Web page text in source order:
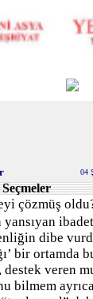
04
çözmüş
yansıyan
dibe
bir ortamda
destek veren
bilmem